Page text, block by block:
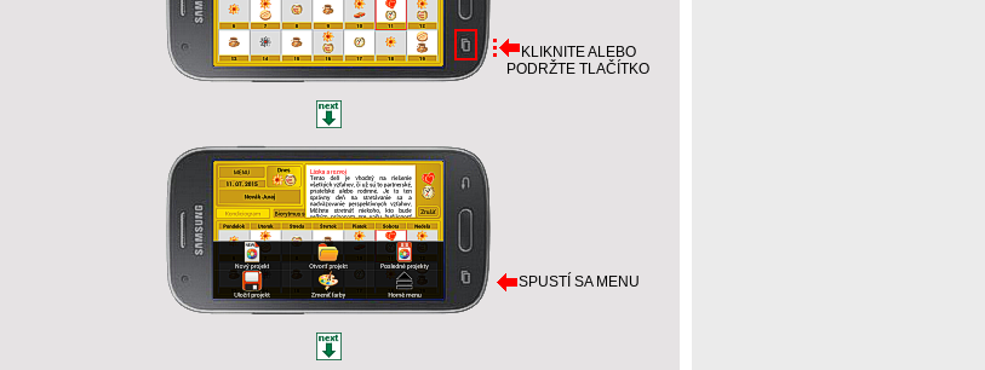
KLIKNITE ALEBO
PODRŽTE TLAČÍTKO
SPUSTÍ SA MENU